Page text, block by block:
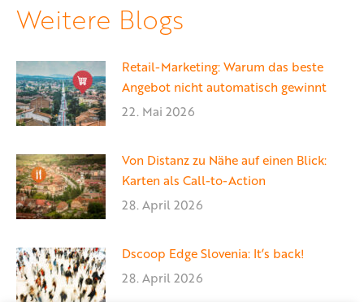
Weitere Blogs
Retail-Marketing: Warum das beste
Angebot nicht automatisch gewinnt
22. Mai 2026
Von Distanz zu Nähe auf einen Blick:
Karten als Call-to-Action
28. April 2026
Dscoop Edge Slovenia: It’s back!
28. April 2026